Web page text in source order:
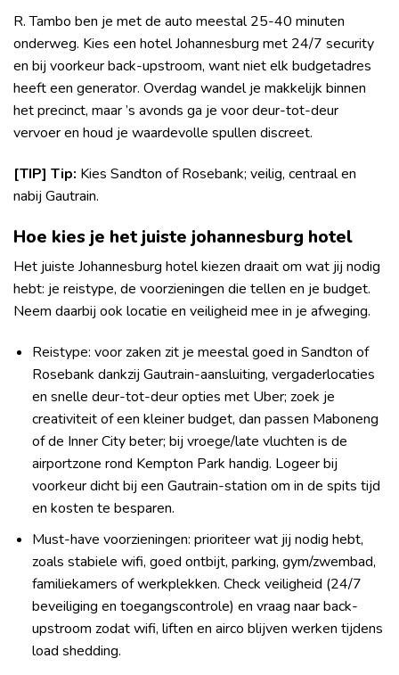
R. Tambo ben je met de auto meestal 25-40 minuten
onderweg. Kies een hotel Johannesburg met 24/7 security
en bij voorkeur back-upstroom, want niet elk budgetadres
heeft een generator. Overdag wandel je makkelijk binnen
het precinct, maar ’s avonds ga je voor deur-tot-deur
vervoer en houd je waardevolle spullen discreet.
[TIP] Tip: Kies Sandton of Rosebank; veilig, centraal en
nabij Gautrain.
Hoe kies je het juiste johannesburg hotel
Het juiste Johannesburg hotel kiezen draait om wat jij nodig
hebt: je reistype, de voorzieningen die tellen en je budget.
Neem daarbij ook locatie en veiligheid mee in je afweging.
Reistype: voor zaken zit je meestal goed in Sandton of
Rosebank dankzij Gautrain-aansluiting, vergaderlocaties
en snelle deur-tot-deur opties met Uber; zoek je
creativiteit of een kleiner budget, dan passen Maboneng
of de Inner City beter; bij vroege/late vluchten is de
airportzone rond Kempton Park handig. Logeer bij
voorkeur dicht bij een Gautrain-station om in de spits tijd
en kosten te besparen.
Must-have voorzieningen: prioriteer wat jij nodig hebt,
zoals stabiele wifi, goed ontbijt, parking, gym/zwembad,
familiekamers of werkplekken. Check veiligheid (24/7
beveiliging en toegangscontrole) en vraag naar back-
upstroom zodat wifi, liften en airco blijven werken tijdens
load shedding.